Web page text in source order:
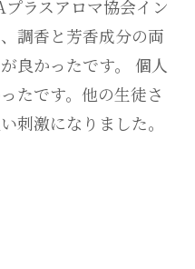
ラスアロマ協会イン
調香と芳香成分の両
良かったです。 個人
たです。他の生徒さ
刺激になりました。